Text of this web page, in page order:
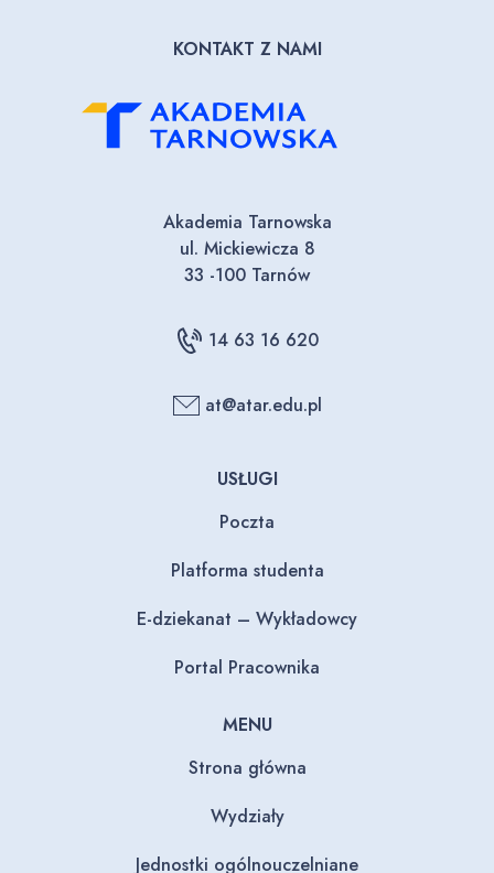
KONTAKT Z NAMI
Akademia Tarnowska
ul. Mickiewicza 8
33 -100 Tarnów
14 63 16 620
at@atar.edu.pl
USŁUGI
Poczta
Platforma studenta
E-dziekanat – Wykładowcy
Portal Pracownika
MENU
Strona główna
Wydziały
Jednostki ogólnouczelniane